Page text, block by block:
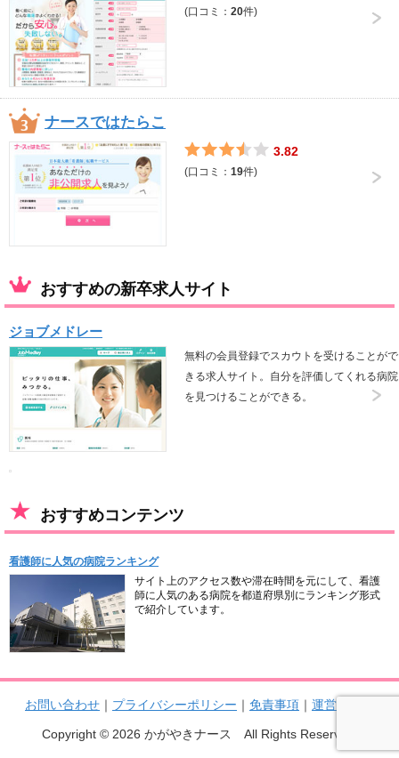
(口コミ：20件)
ナースではたらこ
3.82
(口コミ：19件)
おすすめの新卒求人サイト
ジョブメドレー
無料の会員登録でスカウトを受けることがで
きる求人サイト。自分を評価してくれる病院
を見つけることができる。
おすすめコンテンツ
看護師に人気の病院ランキング
サイト上のアクセス数や滞在時間を元にして、看護
師に人気のある病院を都道府県別にランキング形式
で紹介しています。
お問い合わせ ｜ プライバシーポリシー ｜ 免責事項 ｜ 運営者情報
Copyright © 2026 かがやきナース All Rights Reserved.